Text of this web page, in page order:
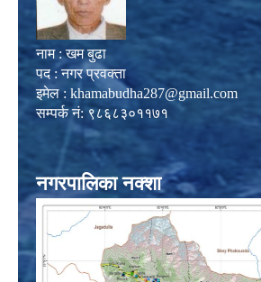
नाम : खम बुढा
पद : नगर प्रवक्ता
इमेल : khamabudha287@gmail.com
सम्पर्क नं: ९८६८३०११७१
नगरपालिका नक्शा